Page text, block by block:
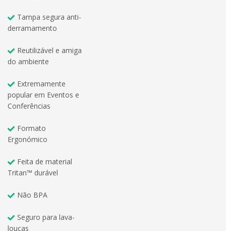
Tampa segura anti-
derramamento
Reutilizável e amiga
do ambiente
Extremamente
popular em Eventos e
Conferências
Formato
Ergonómico
Feita de material
Tritan™ durável
Não BPA
Seguro para lava-
louças